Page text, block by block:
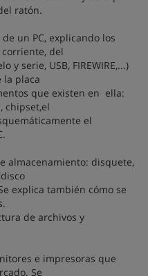
ratón.
un PC, explicando los
del
serie, USB, FIREWIRE,...)
la placa
que existen en ella:
chipset,el
el
almacenamiento: disquete,
explica también cómo se
de archivos y
e impresoras que
Se